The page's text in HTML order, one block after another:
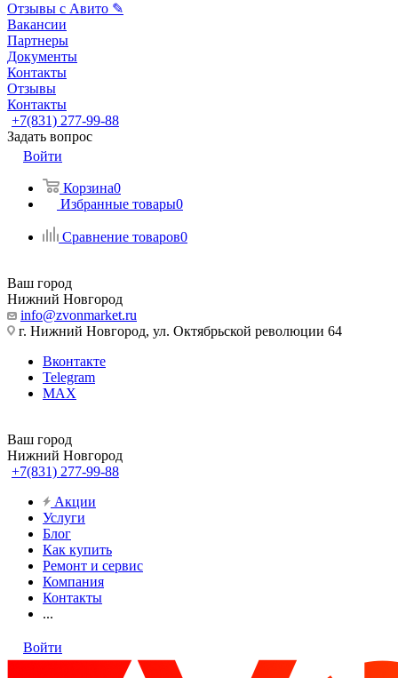
Отзывы с Авито ✎
Вакансии
Партнеры
Документы
Контакты
Отзывы
Контакты
+7(831) 277-99-88
Задать вопрос
Войти
Корзина0
Избранные товары0
Сравнение товаров0
Ваш город
Нижний Новгород
info@zvonmarket.ru
г. Нижний Новгород, ул. Октябрьской революции 64
Вконтакте
Telegram
MAX
Ваш город
Нижний Новгород
+7(831) 277-99-88
Акции
Услуги
Блог
Как купить
Ремонт и сервис
Компания
Контакты
...
Войти